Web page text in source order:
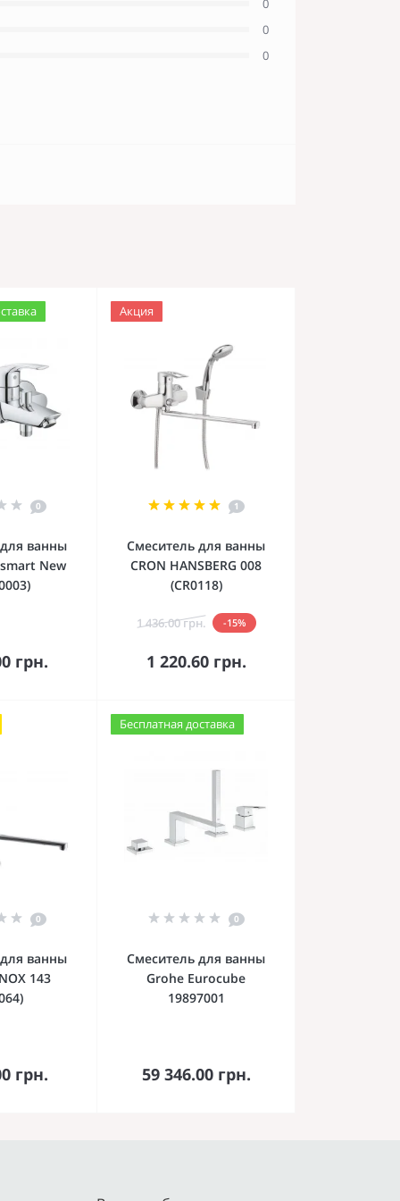
0
0
0
0
ванны
New
грн.
Акция
1
Смеситель для ванны
CRON HANSBERG 008
(CR0118)
1 436.00 грн. -15%
1 220.60 грн.
В корзину
0
ванны
143
грн.
Бесплатная доставка
0
Смеситель для ванны
Grohe Eurocube
19897001
59 346.00 грн.
В корзину